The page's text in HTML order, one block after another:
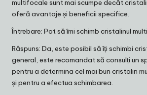
multifocale sunt mai scumpe decât
oferă avantaje și beneficii specifice.
Întrebare: Pot să îmi schimb cristalinul
Răspuns: Da, este posibil să îți schimbi
general, este recomandat să consulți un
pentru a determina cel mai bun cristalin
și pentru a efectua schimbarea.